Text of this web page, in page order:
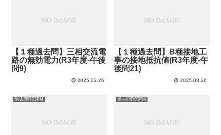
【１種過去問】三相交流電
路の無効電力(R3年度-午後
問9)
2025.03.26
【１種過去問】B種接地工
事の接地抵抗値(R3年度-午
後問21)
2025.03.26
過去問R03PM 過去問R03PM